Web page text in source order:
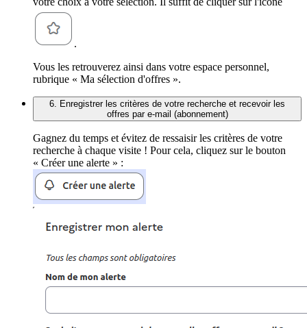
.
Vous les retrouverez ainsi dans votre espace personnel,
rubrique « Ma sélection d'offres ».
6. Enregistrer les critères de votre recherche et recevoir les
offres par e-mail (abonnement)
Gagnez du temps et évitez de ressaisir les critères de votre
recherche à chaque visite ! Pour cela, cliquez sur le bouton
« Créer une alerte » :